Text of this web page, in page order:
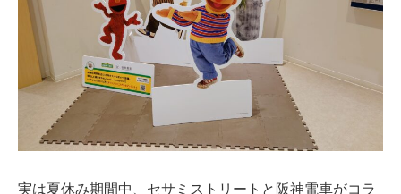
実は夏休み期間中、セサミストリートと阪神電車がコラ